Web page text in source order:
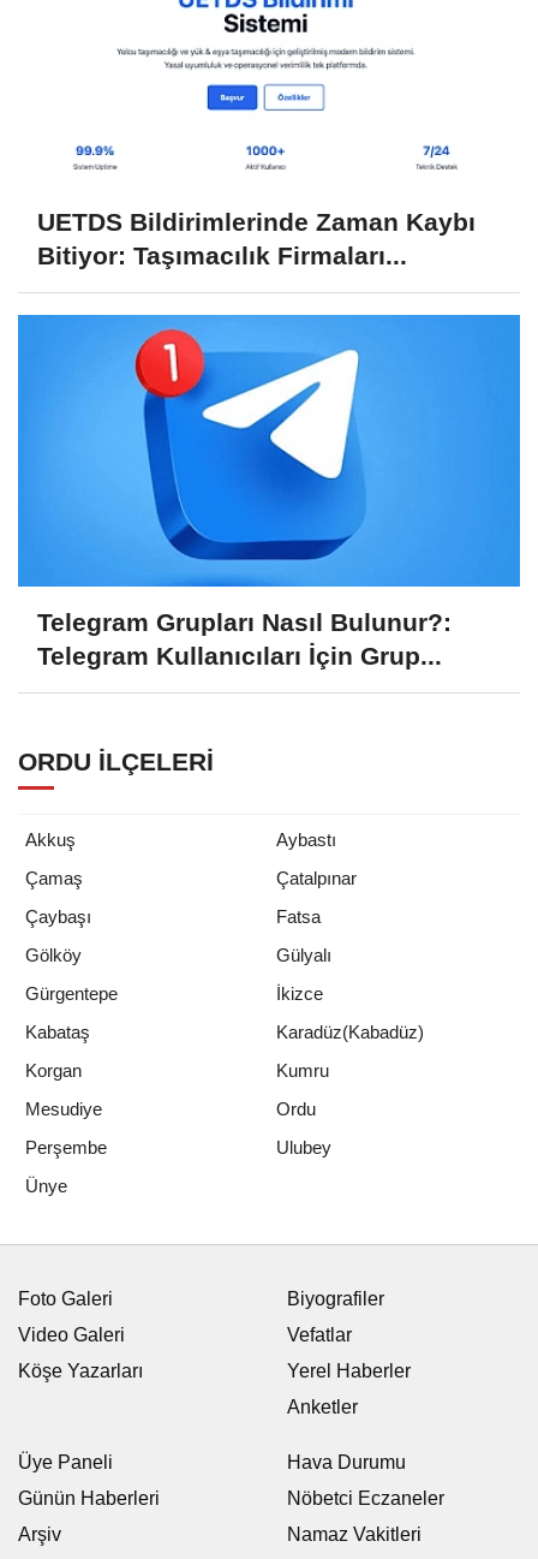
UETDS Bildirimlerinde Zaman Kaybı
Bitiyor: Taşımacılık Firmaları...
Telegram Grupları Nasıl Bulunur?:
Telegram Kullanıcıları İçin Grup...
ORDU İLÇELERI
Akkuş
Aybastı
Çamaş
Çatalpınar
Çaybaşı
Fatsa
Gölköy
Gülyalı
Gürgentepe
İkizce
Kabataş
Karadüz(Kabadüz)
Korgan
Kumru
Mesudiye
Ordu
Perşembe
Ulubey
Ünye
Yayınlanma: 03 Haziran 2026 - 13:30
Güncelleme: 03 Haziran 2026 - 14:20
Meslek liseleri hünerlerini
EĞITIM 03 Haziran 2026 - 13:30